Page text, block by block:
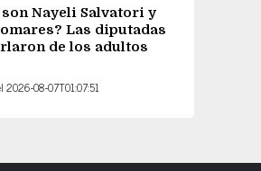
son Nayeli Salvatori y
Las diputadas
de los adultos
2026-08-07T01:07:51